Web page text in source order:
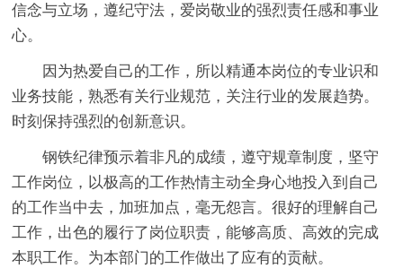
信念与立场，遵纪守法，爱岗敬业的强烈责任感和事业
心。
因为热爱自己的工作，所以精通本岗位的专业识和
业务技能，熟悉有关行业规范，关注行业的发展趋势。
时刻保持强烈的创新意识。
钢铁纪律预示着非凡的成绩，遵守规章制度，坚守
工作岗位，以极高的工作热情主动全身心地投入到自己
的工作当中去，加班加点，毫无怨言。很好的理解自己
工作，出色的履行了岗位职责，能够高质、高效的完成
本职工作。为本部门的工作做出了应有的贡献。